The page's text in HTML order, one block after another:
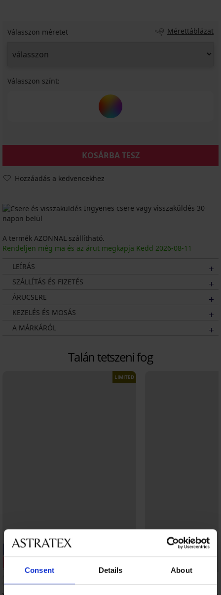
Consent Details About
Válasszon méretet Mérettáblázat
Válasszon színt:
KOSÁRBA TESZ
Hozzáadás a kedvencekhez
Ingyenes csere vagy visszaküldés 30
napon belül
A termék AZONNAL szállítható.
Rendeljen még ma és az árut megkapja Kedd 2026-08-11
LEÍRÁS
SZÁLLÍTÁS ÉS FIZETÉS
ÁRUCSERE
KEZELÉS ÉS MOSÁS
A MÁRKÁRÓL
Talán tetszeni fog
-20% SUN20
Kedvezmény -70%
LIMITED
-20% SUN20